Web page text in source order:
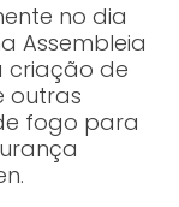
no dia
Assembleia
criação de
outras
fogo para